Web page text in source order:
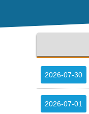
2026-07-30
2026-07-01